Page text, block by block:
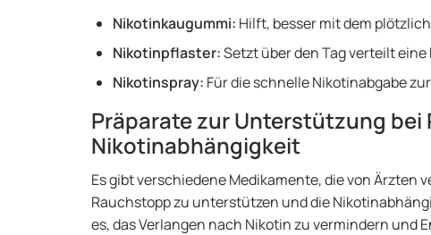
Nikotinkaugummi: Hilft, besser mit dem
Nikotinpflaster:Setzt über den Tag verteilt
Nikotinspray: Für die schnelle Nikotinabgabe
Präparate zur Unterstützung
Nikotinabhängigkeit
Es gibt verschiedene Medikamente, die von Ärzten
Rauchstopp zu unterstützen und die
es, das Verlangen nach Nikotin zu vermindern und